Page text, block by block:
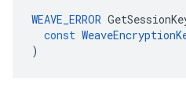
WEAVE_ERROR
const
)